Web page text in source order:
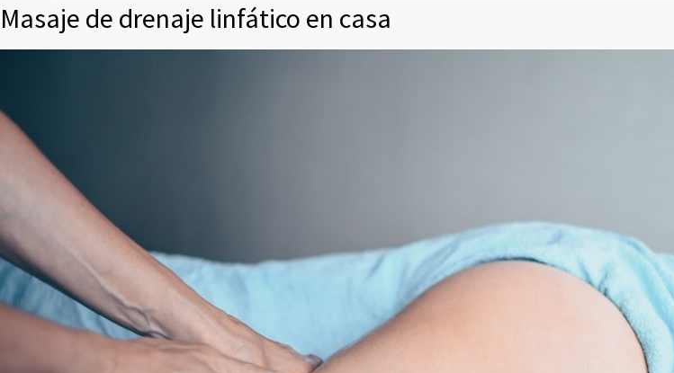
Masaje de drenaje linfático en casa